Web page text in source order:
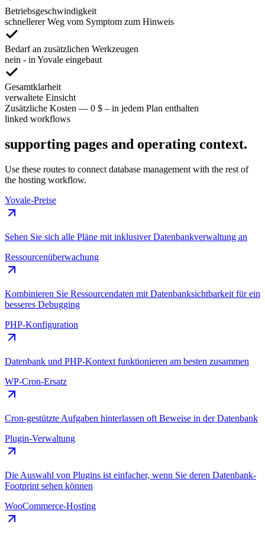
Betriebsgeschwindigkeit
schnellerer Weg vom Symptom zum Hinweis
Bedarf an zusätzlichen Werkzeugen
nein - in Yovale eingebaut
Gesamtklarheit
verwaltete Einsicht
Zusätzliche Kosten — 0 $ – in jedem Plan enthalten
linked workflows
supporting pages and operating context.
Use these routes to connect database management with the rest of
the hosting workflow.
Yovale-Preise
Sehen Sie sich alle Pläne mit inklusiver Datenbankverwaltung an
Ressourcenüberwachung
Kombinieren Sie Ressourcendaten mit Datenbanksichtbarkeit für ein
besseres Debugging
PHP-Konfiguration
Datenbank und PHP-Kontext funktionieren am besten zusammen
WP-Cron-Ersatz
Cron-gestützte Aufgaben hinterlassen oft Beweise in der Datenbank
Plugin-Verwaltung
Die Auswahl von Plugins ist einfacher, wenn Sie deren Datenbank-
Footprint sehen können
WooCommerce-Hosting